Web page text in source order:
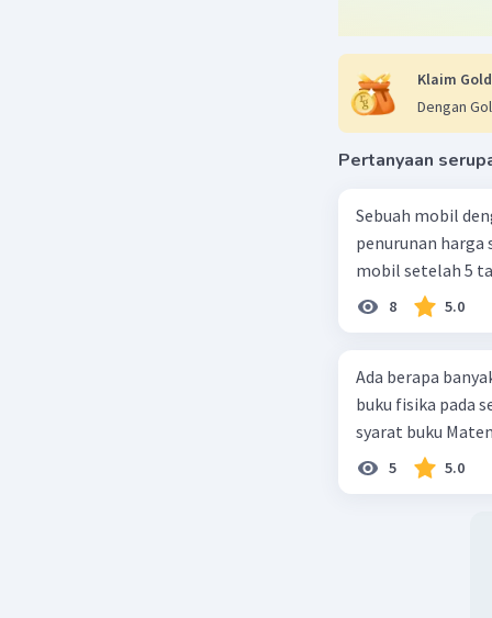
Klaim
Dengan
Pertanyaan
Sebuah mobil
penurunan harga
mobil setelah 5
8 5.0
Ada berapa
buku fisika pada
syarat buku
5 5.0